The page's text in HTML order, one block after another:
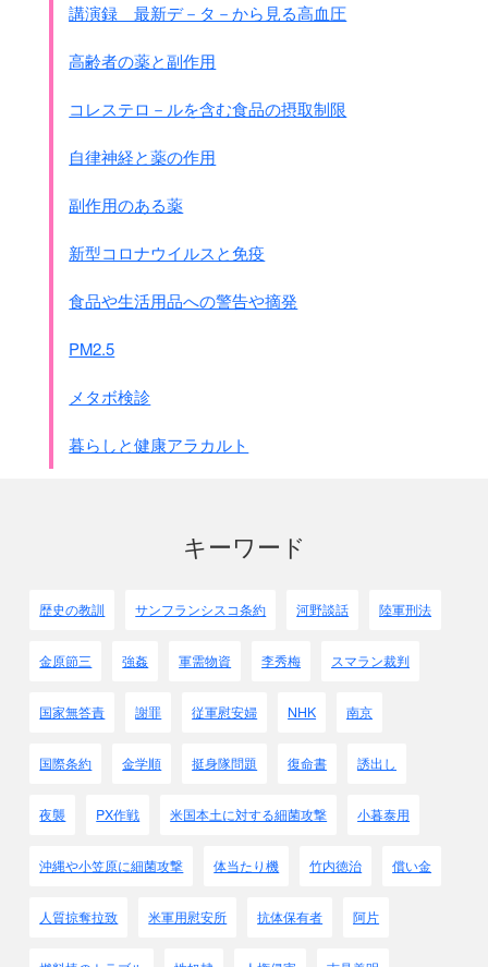
講演録 最新デ－タ－から見る高血圧
高齢者の薬と副作用
コレステロ－ルを含む食品の摂取制限
自律神経と薬の作用
副作用のある薬
新型コロナウイルスと免疫
食品や生活用品への警告や摘発
PM2.5
メタボ検診
暮らしと健康アラカルト
キーワード
歴史の教訓 サンフランシスコ条約 河野談話 陸軍刑法
金原節三 強姦 軍需物資 李秀梅 スマラン裁判
国家無答責 謝罪 従軍慰安婦 NHK 南京
国際条約 金学順 挺身隊問題 復命書 誘出し
夜襲 PX作戦 米国本土に対する細菌攻撃 小暮泰用
沖縄や小笠原に細菌攻撃 体当たり機 竹内徳治 償い金
人質掠奪拉致 米軍用慰安所 抗体保有者 阿片